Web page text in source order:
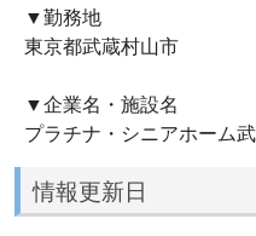
▼勤務地
東京都武蔵村山市
▼企業名・施設名
プラチナ・シニアホーム
情報更新日